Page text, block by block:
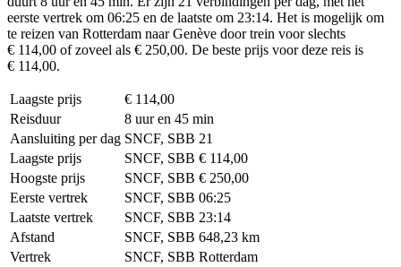
eerste vertrek om 06:25 en de laatste om 23:14. Het is mogelijk om
te reizen van Rotterdam naar Genève door trein voor slechts
€ 114,00 of zoveel als € 250,00. De beste prijs voor deze reis is
€ 114,00.
Laagste prijs
€ 114,00
Reisduur
8 uur en 45 min
Aansluiting per dag SNCF, SBB 21
Laagste prijs
SNCF, SBB € 114,00
Hoogste prijs
SNCF, SBB € 250,00
Eerste vertrek
SNCF, SBB 06:25
Laatste vertrek
SNCF, SBB 23:14
Afstand
SNCF, SBB 648,23 km
Vertrek
SNCF, SBB Rotterdam